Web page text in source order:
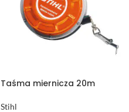
Taśma miernicza 20m
Stihl